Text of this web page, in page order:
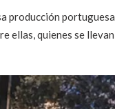
producción portuguesa
ellas, quienes se llevan